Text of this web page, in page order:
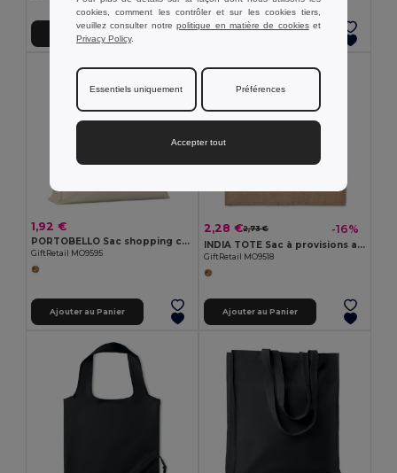
Ajouter au Panier
1,92 €
PORTOBELLO Sac shopping coton 140gr/m²
GiftRetail MO9595
Ajouter au Panier
2,28 €2,73 € -16%
INDIA TOTE Sac à provisions avec jute
GiftRetail MO9518
Ajouter au Panier
cookies, comment les contrôler et sur les cookies tiers,
veuillez consulter notrepolitique en matière de cookieset
Privacy Policy.
Essentiels uniquement Préférences
Accepter tout